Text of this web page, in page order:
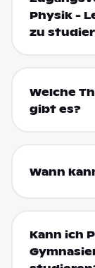
Physik -
zu
Welche
gibt es?
Wann
Kann ich